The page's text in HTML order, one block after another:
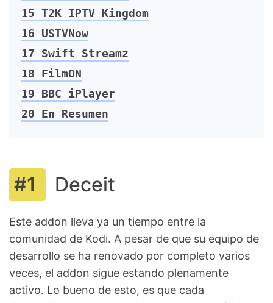
15 T2K IPTV Kingdom
16 USTVNow
17 Swift Streamz
18 FilmON
19 BBC iPlayer
20 En Resumen
Deceit
Este addon lleva ya un tiempo entre la
comunidad de Kodi. A pesar de que su equipo de
desarrollo se ha renovado por completo varios
veces, el addon sigue estando plenamente
activo. Lo bueno de esto, es que cada